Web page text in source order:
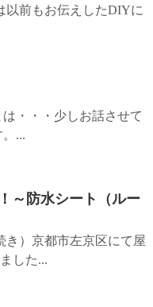
以前もお伝えしたDIYに
・・・少しお話させて
...
～防水シート（ルー
き）京都市左京区にて屋
した...